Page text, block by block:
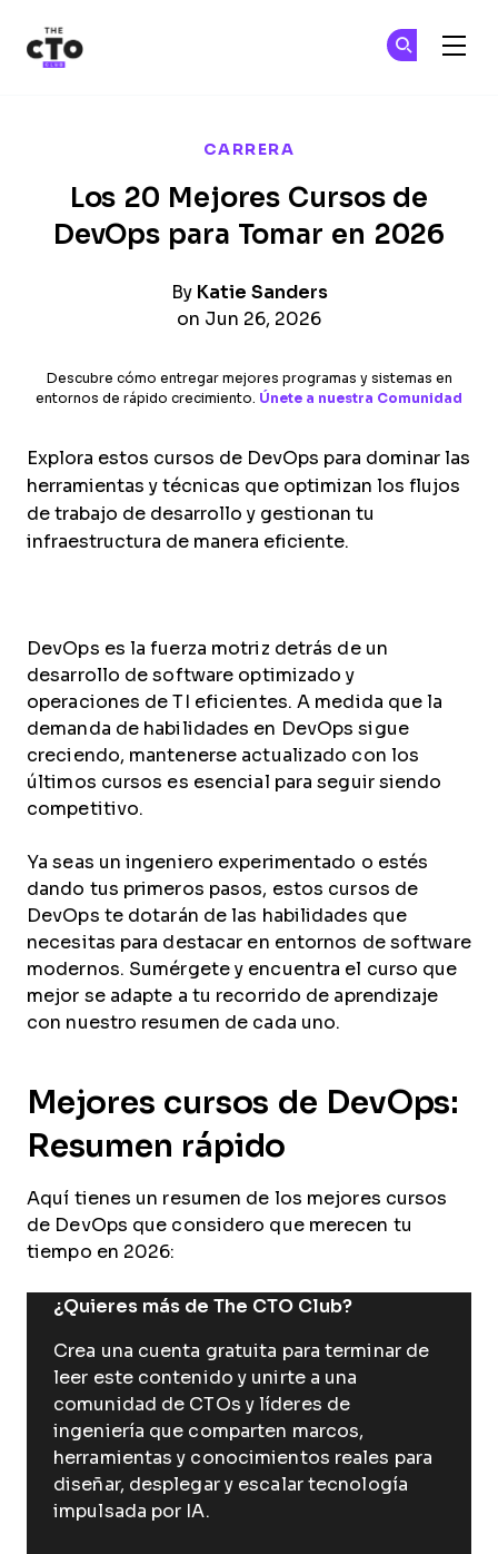
CARRERA
Los 20 Mejores Cursos de
DevOps para Tomar en 2026
By Katie Sanders
on Jun 26, 2026
Descubre cómo entregar mejores programas y sistemas en
entornos de rápido crecimiento. Únete a nuestra Comunidad
Explora estos cursos de DevOps para dominar las
herramientas y técnicas que optimizan los flujos
de trabajo de desarrollo y gestionan tu
infraestructura de manera eficiente.
DevOps es la fuerza motriz detrás de un
desarrollo de software optimizado y
operaciones de TI eficientes. A medida que la
demanda de habilidades en DevOps sigue
creciendo, mantenerse actualizado con los
últimos cursos es esencial para seguir siendo
competitivo.
Ya seas un ingeniero experimentado o estés
dando tus primeros pasos, estos cursos de
DevOps te dotarán de las habilidades que
necesitas para destacar en entornos de software
modernos. Sumérgete y encuentra el curso que
mejor se adapte a tu recorrido de aprendizaje
con nuestro resumen de cada uno.
Mejores cursos de DevOps:
Resumen rápido
Aquí tienes un resumen de los mejores cursos
de DevOps que considero que merecen tu
tiempo en 2026:
¿Quieres más de The CTO Club?
Crea una cuenta gratuita para terminar de
leer este contenido y unirte a una
comunidad de CTOs y líderes de
ingeniería que comparten marcos,
herramientas y conocimientos reales para
diseñar, desplegar y escalar tecnología
impulsada por IA.